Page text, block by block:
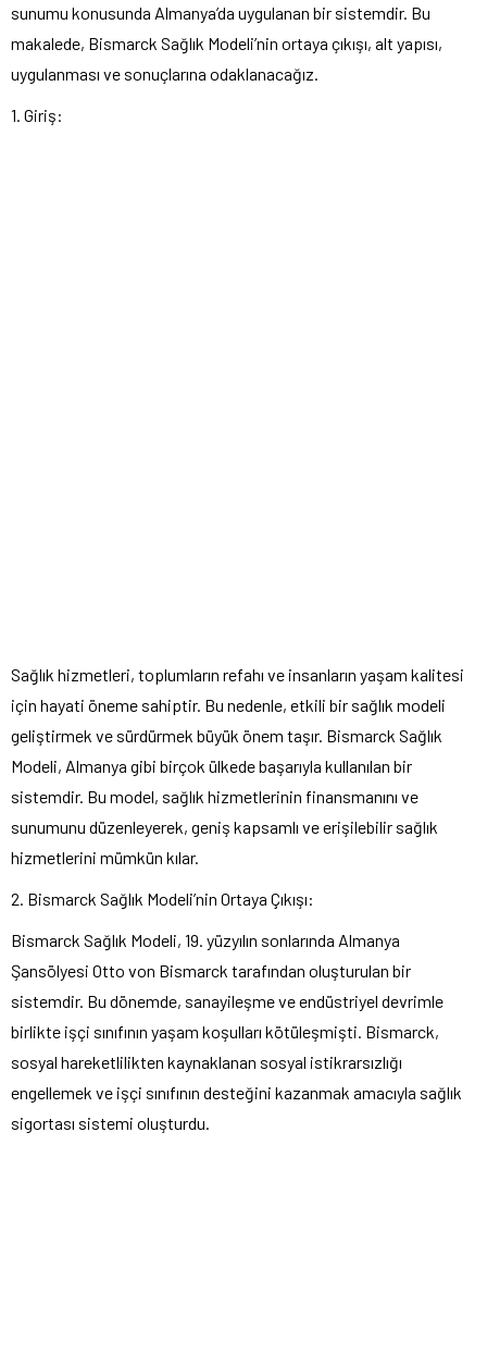
sunumu konusunda Almanya’da uygulanan bir sistemdir. Bu
makalede, Bismarck Sağlık Modeli’nin ortaya çıkışı, alt yapısı,
uygulanması ve sonuçlarına odaklanacağız.
1. Giriş:
Sağlık hizmetleri, toplumların refahı ve insanların yaşam kalitesi
için hayati öneme sahiptir. Bu nedenle, etkili bir sağlık modeli
geliştirmek ve sürdürmek büyük önem taşır. Bismarck Sağlık
Modeli, Almanya gibi birçok ülkede başarıyla kullanılan bir
sistemdir. Bu model, sağlık hizmetlerinin finansmanını ve
sunumunu düzenleyerek, geniş kapsamlı ve erişilebilir sağlık
hizmetlerini mümkün kılar.
2. Bismarck Sağlık Modeli’nin Ortaya Çıkışı:
Bismarck Sağlık Modeli, 19. yüzyılın sonlarında Almanya
Şansölyesi Otto von Bismarck tarafından oluşturulan bir
sistemdir. Bu dönemde, sanayileşme ve endüstriyel devrimle
birlikte işçi sınıfının yaşam koşulları kötüleşmişti. Bismarck,
sosyal hareketlilikten kaynaklanan sosyal istikrarsızlığı
engellemek ve işçi sınıfının desteğini kazanmak amacıyla sağlık
sigortası sistemi oluşturdu.